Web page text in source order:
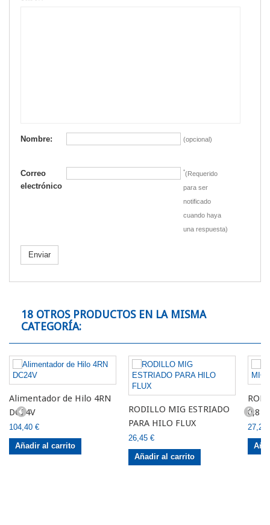
Nombre: (opcional)
Correo
electrónico
*(Requerido
para ser
notificado
cuando haya
una respuesta)
Enviar
18 OTROS PRODUCTOS EN LA MISMA
CATEGORÍA:
Alimentador de Hilo 4RN
DC24V
104,40 €
Añadir al carrito
RODILLO MIG ESTRIADO
PARA HILO FLUX
26,45 €
Añadir al carrito
0,8
27,27